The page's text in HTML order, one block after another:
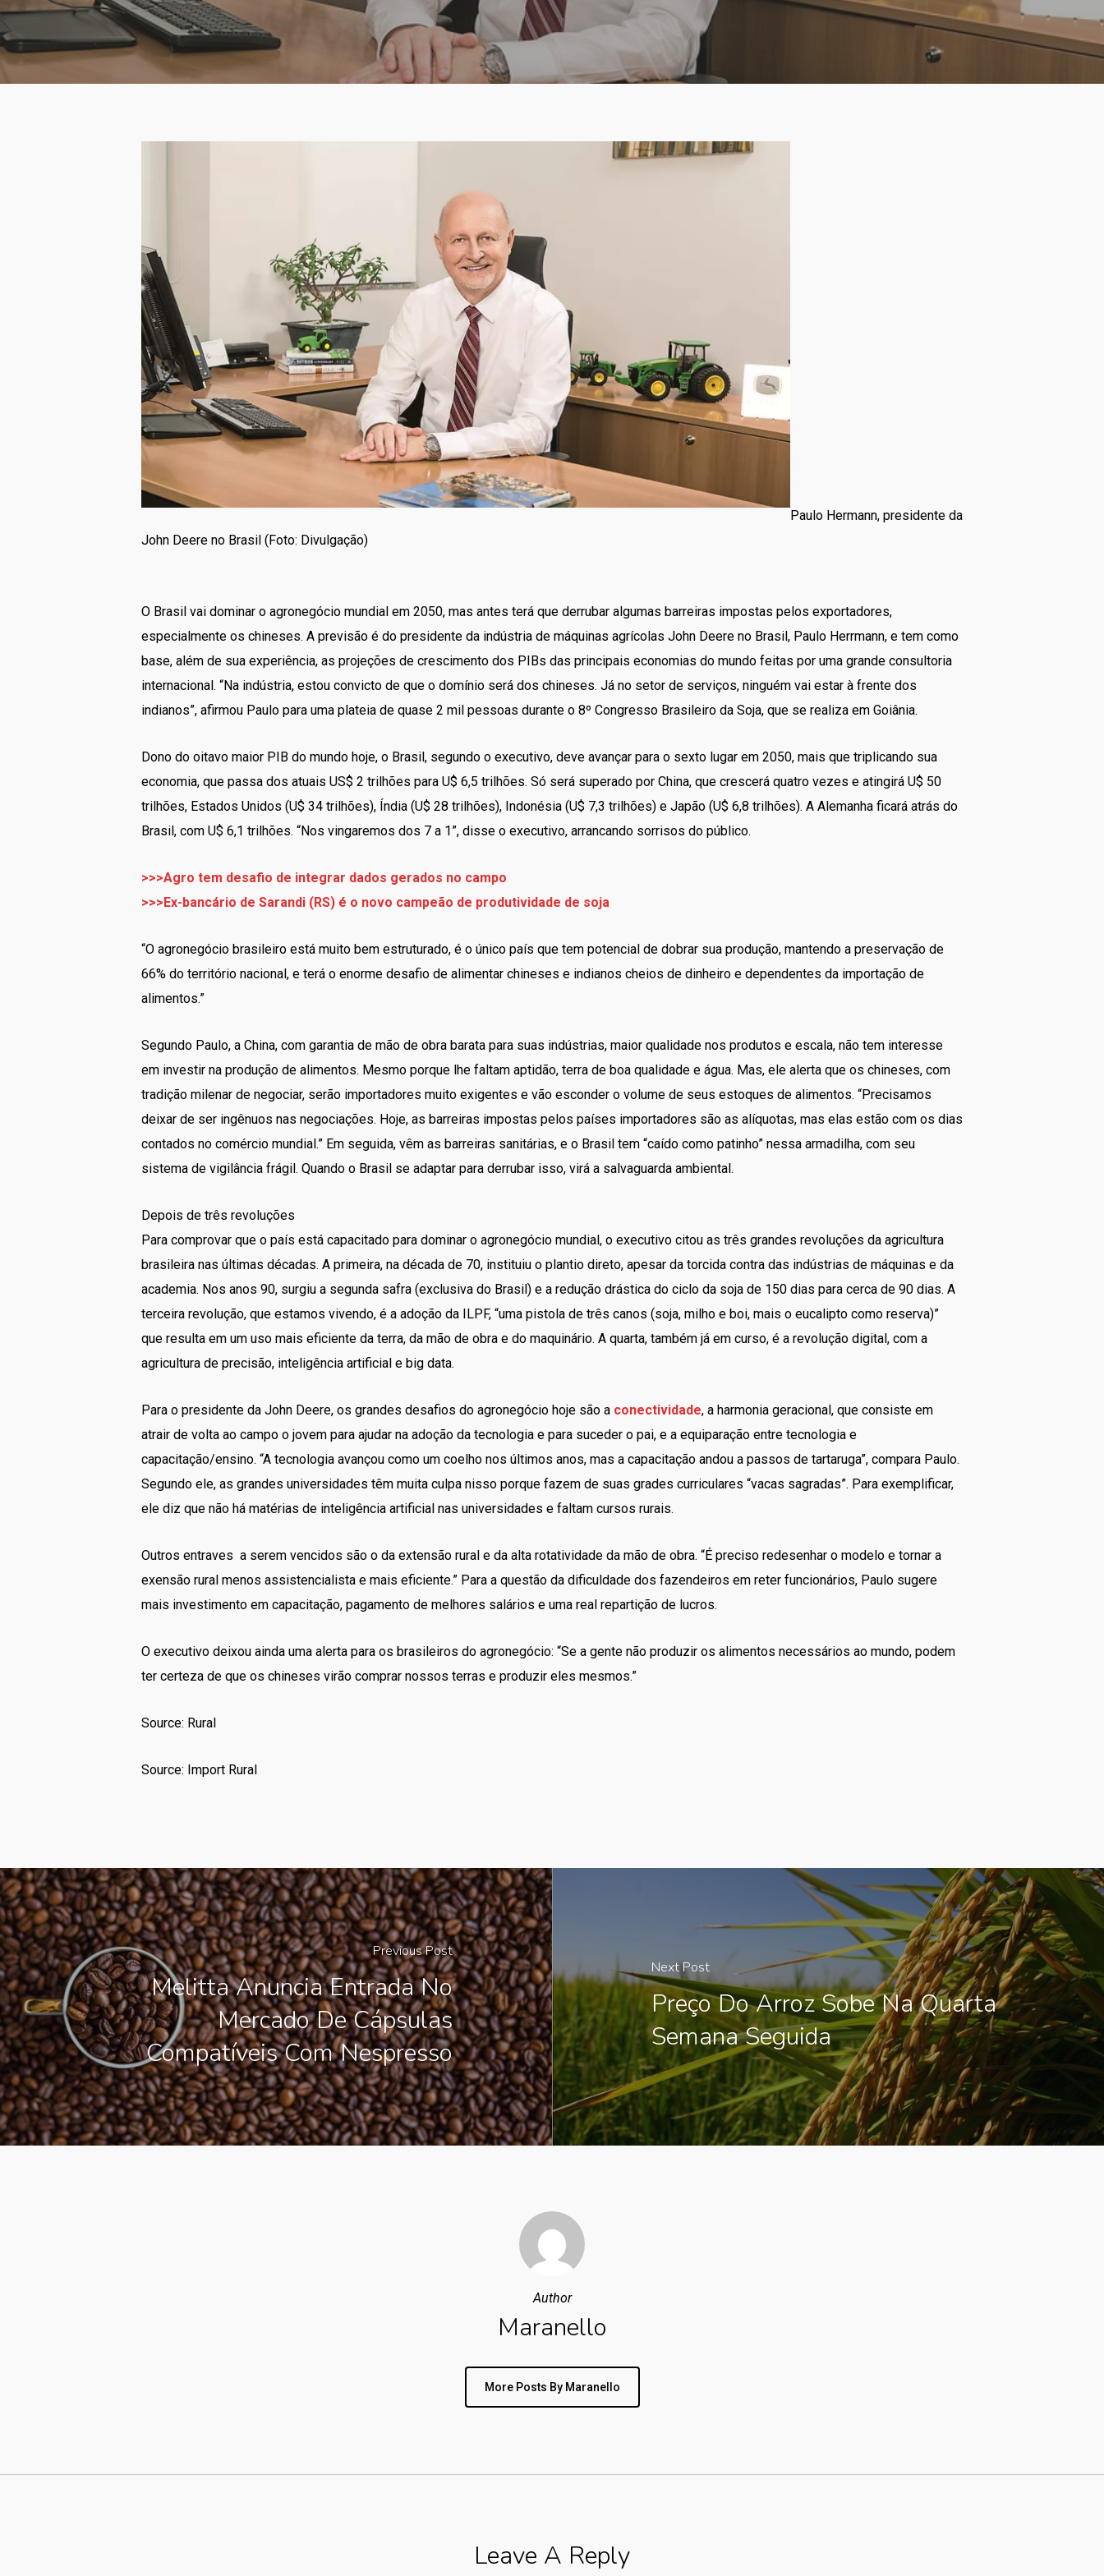
Paulo Hermann, presidente da
John Deere no Brasil (Foto: Divulgação)
O Brasil vai dominar o agronegócio mundial em 2050, mas antes terá que derrubar algumas barreiras impostas pelos exportadores,
especialmente os chineses. A previsão é do presidente da indústria de máquinas agrícolas John Deere no Brasil, Paulo Herrmann, e tem como
base, além de sua experiência, as projeções de crescimento dos PIBs das principais economias do mundo feitas por uma grande consultoria
internacional. “Na indústria, estou convicto de que o domínio será dos chineses. Já no setor de serviços, ninguém vai estar à frente dos
indianos”, afirmou Paulo para uma plateia de quase 2 mil pessoas durante o 8º Congresso Brasileiro da Soja, que se realiza em Goiânia.
Dono do oitavo maior PIB do mundo hoje, o Brasil, segundo o executivo, deve avançar para o sexto lugar em 2050, mais que triplicando sua
economia, que passa dos atuais US$ 2 trilhões para U$ 6,5 trilhões. Só será superado por China, que crescerá quatro vezes e atingirá U$ 50
trilhões, Estados Unidos (U$ 34 trilhões), Índia (U$ 28 trilhões), Indonésia (U$ 7,3 trilhões) e Japão (U$ 6,8 trilhões). A Alemanha ficará atrás do
Brasil, com U$ 6,1 trilhões. “Nos vingaremos dos 7 a 1”, disse o executivo, arrancando sorrisos do público.
>>>Agro tem desafio de integrar dados gerados no campo
>>>Ex-bancário de Sarandi (RS) é o novo campeão de produtividade de soja
“O agronegócio brasileiro está muito bem estruturado, é o único país que tem potencial de dobrar sua produção, mantendo a preservação de
66% do território nacional, e terá o enorme desafio de alimentar chineses e indianos cheios de dinheiro e dependentes da importação de
alimentos.”
Segundo Paulo, a China, com garantia de mão de obra barata para suas indústrias, maior qualidade nos produtos e escala, não tem interesse
em investir na produção de alimentos. Mesmo porque lhe faltam aptidão, terra de boa qualidade e água. Mas, ele alerta que os chineses, com
tradição milenar de negociar, serão importadores muito exigentes e vão esconder o volume de seus estoques de alimentos. “Precisamos
deixar de ser ingênuos nas negociações. Hoje, as barreiras impostas pelos países importadores são as alíquotas, mas elas estão com os dias
contados no comércio mundial.” Em seguida, vêm as barreiras sanitárias, e o Brasil tem “caído como patinho” nessa armadilha, com seu
sistema de vigilância frágil. Quando o Brasil se adaptar para derrubar isso, virá a salvaguarda ambiental.
Depois de três revoluções
Para comprovar que o país está capacitado para dominar o agronegócio mundial, o executivo citou as três grandes revoluções da agricultura
brasileira nas últimas décadas. A primeira, na década de 70, instituiu o plantio direto, apesar da torcida contra das indústrias de máquinas e da
academia. Nos anos 90, surgiu a segunda safra (exclusiva do Brasil) e a redução drástica do ciclo da soja de 150 dias para cerca de 90 dias. A
terceira revolução, que estamos vivendo, é a adoção da ILPF, “uma pistola de três canos (soja, milho e boi, mais o eucalipto como reserva)”
que resulta em um uso mais eficiente da terra, da mão de obra e do maquinário. A quarta, também já em curso, é a revolução digital, com a
agricultura de precisão, inteligência artificial e big data.
Para o presidente da John Deere, os grandes desafios do agronegócio hoje são a conectividade, a harmonia geracional, que consiste em
atrair de volta ao campo o jovem para ajudar na adoção da tecnologia e para suceder o pai, e a equiparação entre tecnologia e
capacitação/ensino. “A tecnologia avançou como um coelho nos últimos anos, mas a capacitação andou a passos de tartaruga”, compara Paulo.
Segundo ele, as grandes universidades têm muita culpa nisso porque fazem de suas grades curriculares “vacas sagradas”. Para exemplificar,
ele diz que não há matérias de inteligência artificial nas universidades e faltam cursos rurais.
Outros entraves a serem vencidos são o da extensão rural e da alta rotatividade da mão de obra. “É preciso redesenhar o modelo e tornar a
exensão rural menos assistencialista e mais eficiente.” Para a questão da dificuldade dos fazendeiros em reter funcionários, Paulo sugere
mais investimento em capacitação, pagamento de melhores salários e uma real repartição de lucros.
O executivo deixou ainda uma alerta para os brasileiros do agronegócio: “Se a gente não produzir os alimentos necessários ao mundo, podem
ter certeza de que os chineses virão comprar nossos terras e produzir eles mesmos.”
Source: Rural
Source: Import Rural
Previous Post
Melitta Anuncia Entrada No
Mercado De Cápsulas
Compatíveis Com Nespresso
Next Post
Preço Do Arroz Sobe Na Quarta
Semana Seguida
Author
Maranello
More Posts By Maranello
Leave A Reply